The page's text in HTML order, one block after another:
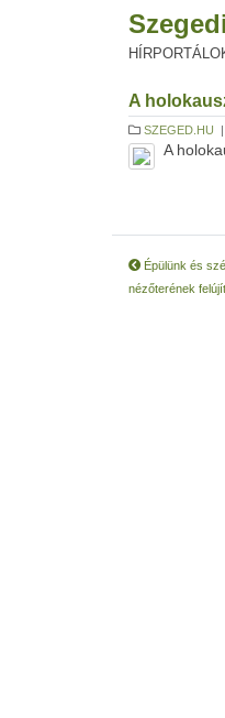
A
SZEGED.HU |
A
Épülünk és
nézőterének